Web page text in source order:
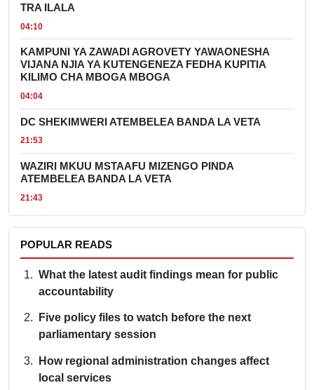
TRA ILALA
04:10
KAMPUNI YA ZAWADI AGROVETY YAWAONESHA
VIJANA NJIA YA KUTENGENEZA FEDHA KUPITIA
KILIMO CHA MBOGA MBOGA
04:04
DC SHEKIMWERI ATEMBELEA BANDA LA VETA
21:53
WAZIRI MKUU MSTAAFU MIZENGO PINDA
ATEMBELEA BANDA LA VETA
21:43
POPULAR READS
What the latest audit findings mean for public
accountability
Five policy files to watch before the next
parliamentary session
How regional administration changes affect
local services